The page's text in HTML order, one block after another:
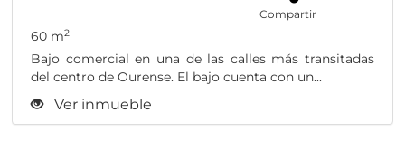
Compartir
60 m2
Bajo comercial en una de las calles más transitadas
del centro de Ourense. El bajo cuenta con un...
Ver inmueble